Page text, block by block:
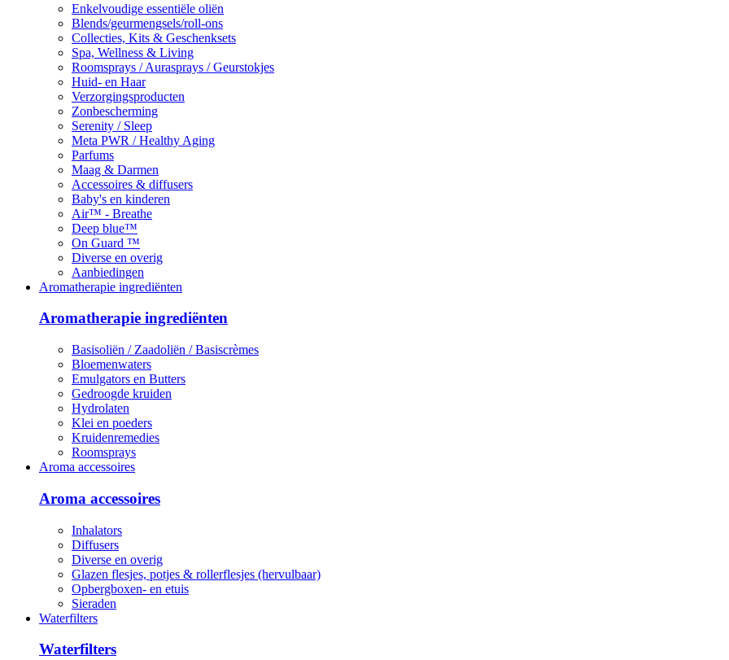
Enkelvoudige essentiële oliën
Blends/geurmengsels/roll-ons
Collecties, Kits & Geschenksets
Spa, Wellness & Living
Roomsprays / Aurasprays / Geurstokjes
Huid- en Haar
Verzorgingsproducten
Zonbescherming
Serenity / Sleep
Meta PWR / Healthy Aging
Parfums
Maag & Darmen
Accessoires & diffusers
Baby's en kinderen
Air™ - Breathe
Deep blue™
On Guard ™
Diverse en overig
Aanbiedingen
Aromatherapie ingrediënten
Aromatherapie ingrediënten
Basisoliën / Zaadoliën / Basiscrèmes
Bloemenwaters
Emulgators en Butters
Gedroogde kruiden
Hydrolaten
Klei en poeders
Kruidenremedies
Roomsprays
Aroma accessoires
Aroma accessoires
Inhalators
Diffusers
Diverse en overig
Glazen flesjes, potjes & rollerflesjes (hervulbaar)
Opbergboxen- en etuis
Sieraden
Waterfilters
Waterfilters